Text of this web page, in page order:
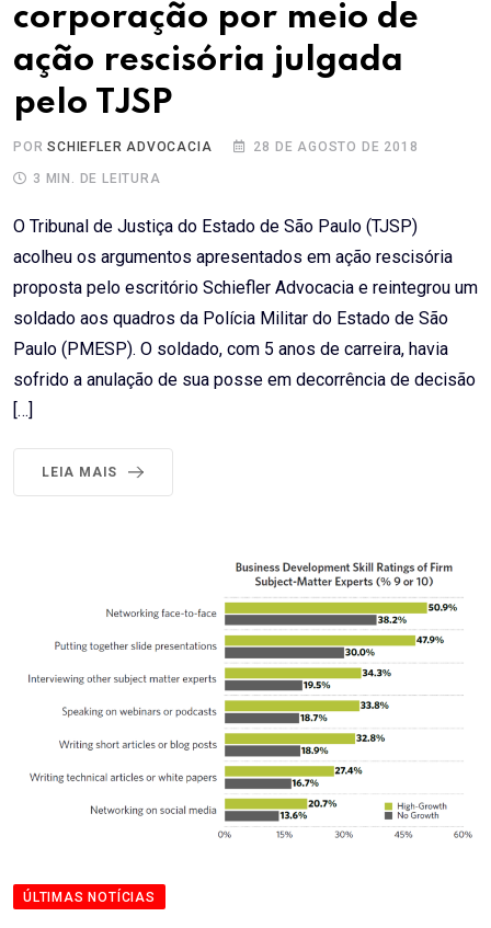
corporação por meio de
ação rescisória julgada
pelo TJSP
PORSCHIEFLER ADVOCACIA 28 DE AGOSTO DE 2018
3 MIN. DE LEITURA
O Tribunal de Justiça do Estado de São Paulo (TJSP)
acolheu os argumentos apresentados em ação rescisória
proposta pelo escritório Schiefler Advocacia e reintegrou um
soldado aos quadros da Polícia Militar do Estado de São
Paulo (PMESP). O soldado, com 5 anos de carreira, havia
sofrido a anulação de sua posse em decorrência de decisão
[…]
LEIA MAIS
ÚLTIMAS NOTÍCIAS